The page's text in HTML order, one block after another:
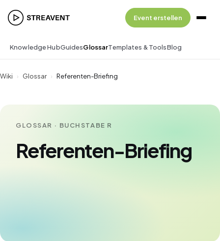
Event erstellen
Knowledge HubGuidesGlossarTemplates & ToolsBlog
Wiki › Glossar › Referenten-Briefing
GLOSSAR · BUCHSTABE R
Referenten-Briefing